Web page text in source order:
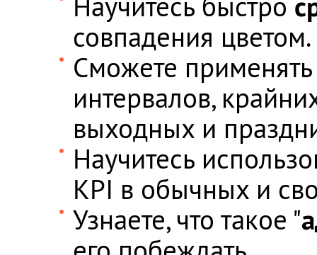
совпадения цветом.
Сможете
интервалов,
выходных и
Научитесь
KPI в обычных и
Узнаете, что такое "